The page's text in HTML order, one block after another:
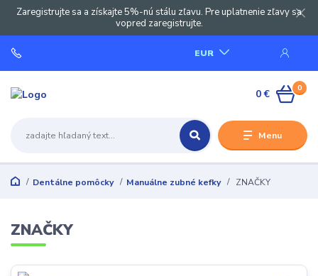
Zaregistrujte sa a získajte 5%-nú stálu zľavu. Pre uplatnenie zľavy sa
vopred zaregistrujte.
Menu
EUR
0
0 €
Dentálne pomôcky Manuálne zubné kefky ZNAČKY
ZNAČKY